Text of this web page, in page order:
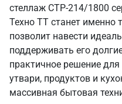
стеллаж СТР-214/1800
Техно ТТ станет именно
позволит навести
поддерживать его
практичное решение
утвари, продуктов и
массивная бытовая